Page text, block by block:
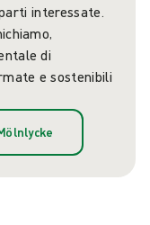
interessate.
di
e sostenibili